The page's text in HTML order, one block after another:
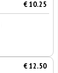
€ 10.25
€ 12.50